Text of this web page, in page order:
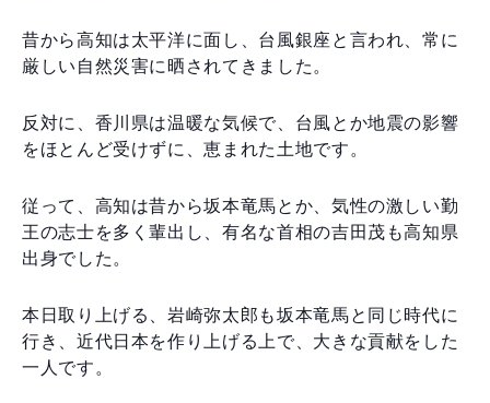
昔から高知は太平洋に面し、台風銀座と言われ、常に
厳しい自然災害に晒されてきました。
反対に、香川県は温暖な気候で、台風とか地震の影響
をほとんど受けずに、恵まれた土地です。
従って、高知は昔から坂本竜馬とか、気性の激しい勤
王の志士を多く輩出し、有名な首相の吉田茂も高知県
出身でした。
本日取り上げる、岩崎弥太郎も坂本竜馬と同じ時代に
行き、近代日本を作り上げる上で、大きな貢献をした
一人です。